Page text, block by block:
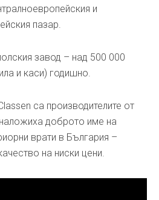
и
пазар.
завод – над 500 000
и каси) годишно.
са производителите от
доброто име на
врати в България –
на ниски цени.